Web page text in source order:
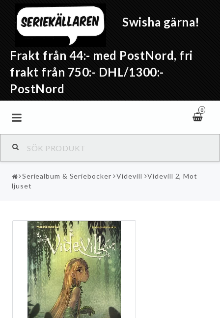
Swisha gärna!
Frakt från 44:- med PostNord, fri
frakt från 750:- DHL/1300:-
PostNord
0
Seriealbum & Serieböcker Videvill
Videvill 2, Mot
ljuset